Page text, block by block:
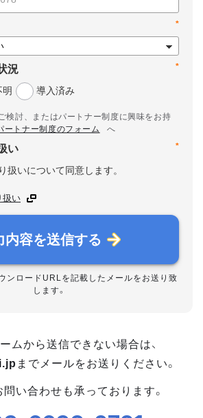
*
*
況
明 導入済み
検討、またはパートナー制度に興味をお持
ートナー制度のフォーム
へ
*
い
扱いについて同意します。
扱い
内容を送信する
ンロードURLを記載したメールをお送り致
します。
ムから送信できない場合は、
までメールをお送りください。
い合わせも承っております。